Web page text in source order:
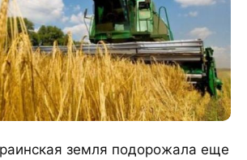
земля подорожала еще